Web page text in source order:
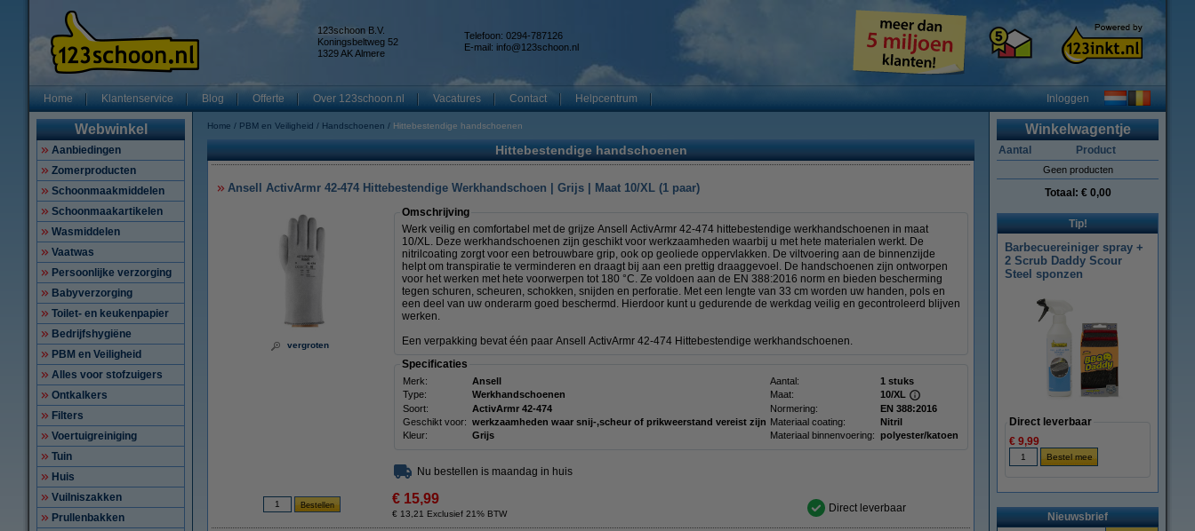
123schoon B.V.
Koningsbeltweg 52
1329 AK Almere
Telefoon: 0294-787126
E-mail: info@123schoon.nl
Home Klantenservice Blog Offerte Over 123schoon.nl Vacatures Contact Helpcentrum Inloggen
Webwinkel
Aanbiedingen
Zomerproducten
Schoonmaakmiddelen
Schoonmaakartikelen
Wasmiddelen
Vaatwas
Persoonlijke verzorging
Babyverzorging
Toilet- en keukenpapier
Bedrijfshygiëne
PBM en Veiligheid
Alles voor stofzuigers
Ontkalkers
Filters
Voertuigreiniging
Tuin
Huis
Vuilniszakken
Prullenbakken
Home PBM en Veiligheid Handschoenen Hittebestendige handschoenen
Hittebestendige handschoenen
Ansell ActivArmr 42-474 Hittebestendige Werkhandschoen | Grijs | Maat 10/XL (1 paar)
vergroten
Omschrijving
Werk veilig en comfortabel met de grijze Ansell ActivArmr 42-474 hittebestendige werkhandschoenen in maat
10/XL. Deze werkhandschoenen zijn geschikt voor werkzaamheden waarbij u met hete materialen werkt. De
nitrilcoating zorgt voor een betrouwbare grip, ook op geoliede oppervlakken. De viltvoering aan de binnenzijde
helpt om transpiratie te verminderen en draagt bij aan een prettig draaggevoel. De handschoenen zijn ontworpen
voor het werken met hete voorwerpen tot 180 °C. Ze voldoen aan de EN 388:2016 norm en bieden bescherming
tegen schuren, scheuren, schokken, snijden en perforatie. Met een lengte van 33 cm worden uw handen, pols en
een deel van uw onderarm goed beschermd. Hierdoor kunt u gedurende de werkdag veilig en gecontroleerd blijven
werken.
Een verpakking bevat één paar Ansell ActivArmr 42-474 Hittebestendige werkhandschoenen.
Specificaties
Merk: Ansell Aantal:
1 stuks
Type:
Werkhandschoenen Maat:
10/XL
Soort:
ActivArmr 42-474 Normering:
EN 388:2016
Geschikt voor: werkzaamheden waar snij-,scheur of prikweerstand vereist zijn Materiaal coating:
Nitril
Kleur:
Grijs Materiaal binnenvoering: polyester/katoen
Nu bestellen is maandag in huis
€ 15,99
€ 13,21 Exclusief 21% BTW Direct leverbaar
Winkelwagentje
Aantal Product
Geen producten
Totaal: € 0,00
Tip!
Barbecuereiniger spray +
2 Scrub Daddy Scour
Steel sponzen
Direct leverbaar
€ 9,99
Nieuwsbrief